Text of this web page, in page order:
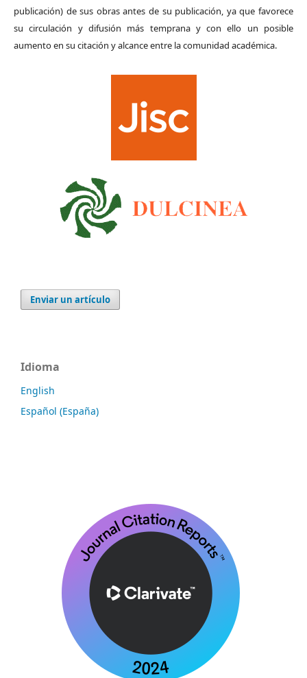
publicación) de sus obras antes de su publicación, ya que favorece
su circulación y difusión más temprana y con ello un posible
aumento en su citación y alcance entre la comunidad académica.
Enviar un artículo
Idioma
English
Español (España)